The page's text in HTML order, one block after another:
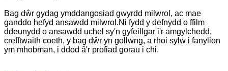
Bag dŵr gydag ymddangosiad gwyrdd milwrol, ac mae
ganddo hefyd ansawdd milwrol.Ni fydd y defnydd o ffilm
ddeunydd o ansawdd uchel sy'n gyfeillgar i'r amgylchedd,
crefftwaith coeth, y bag dŵr yn gollwng, a rhoi sylw i fanylion
ym mhobman, i ddod â'r profiad gorau i chi.